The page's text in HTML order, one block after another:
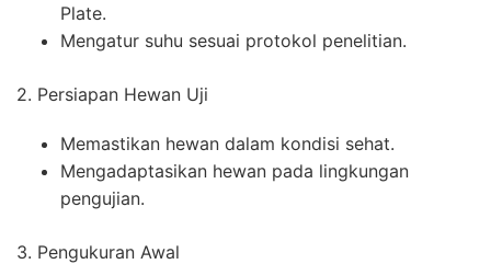
Plate.
Mengatur suhu sesuai protokol penelitian.
2. Persiapan Hewan Uji
Memastikan hewan dalam kondisi sehat.
Mengadaptasikan hewan pada lingkungan
pengujian.
3. Pengukuran Awal